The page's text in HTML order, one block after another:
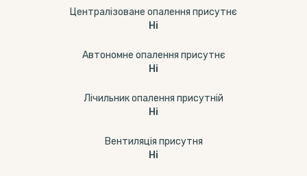
Централізоване опалення присутнє
Ні
Автономне опалення присутнє
Ні
Лічильник опалення присутній
Ні
Вентиляція присутня
Ні